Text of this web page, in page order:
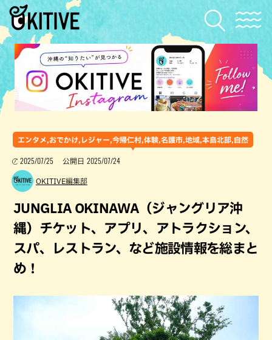
エンタメ,おでかけ,レジャー,今帰仁村,体験,名護市,地域,本島北部,自然
2025/07/25 公開日 2025/07/24
OKITIVE編集部
JUNGLIA OKINAWA（ジャングリア沖
縄）チケット、アプリ、アトラクション、
スパ、レストラン、など施設情報を総まと
め！